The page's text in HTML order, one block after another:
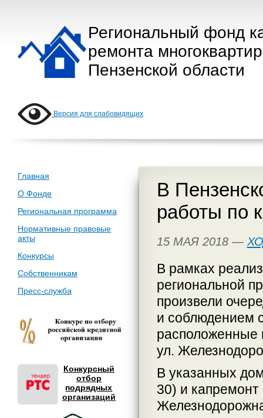
Региональный фонд
ремонта
Пензенской области
Версия для слабовидящих
Главная
О Фонде
Региональная программа
Нормативные правовые
акты
Конкурсы
Собственникам
Пресс-служба
Конкурсный
отбор
подрядных
организаций
В
работы по
15 МАЯ 2018 —
В рамках
региональной
произвели
и соблюдением
расположенные
ул.
В указанных
30) и